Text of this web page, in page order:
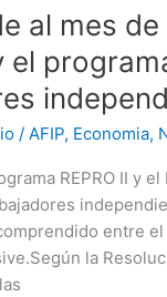
al mes
el
/AFIP, Economia,
REPRO II y
entre
la